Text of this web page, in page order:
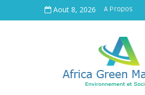
Aout 8, 2026 A Propos